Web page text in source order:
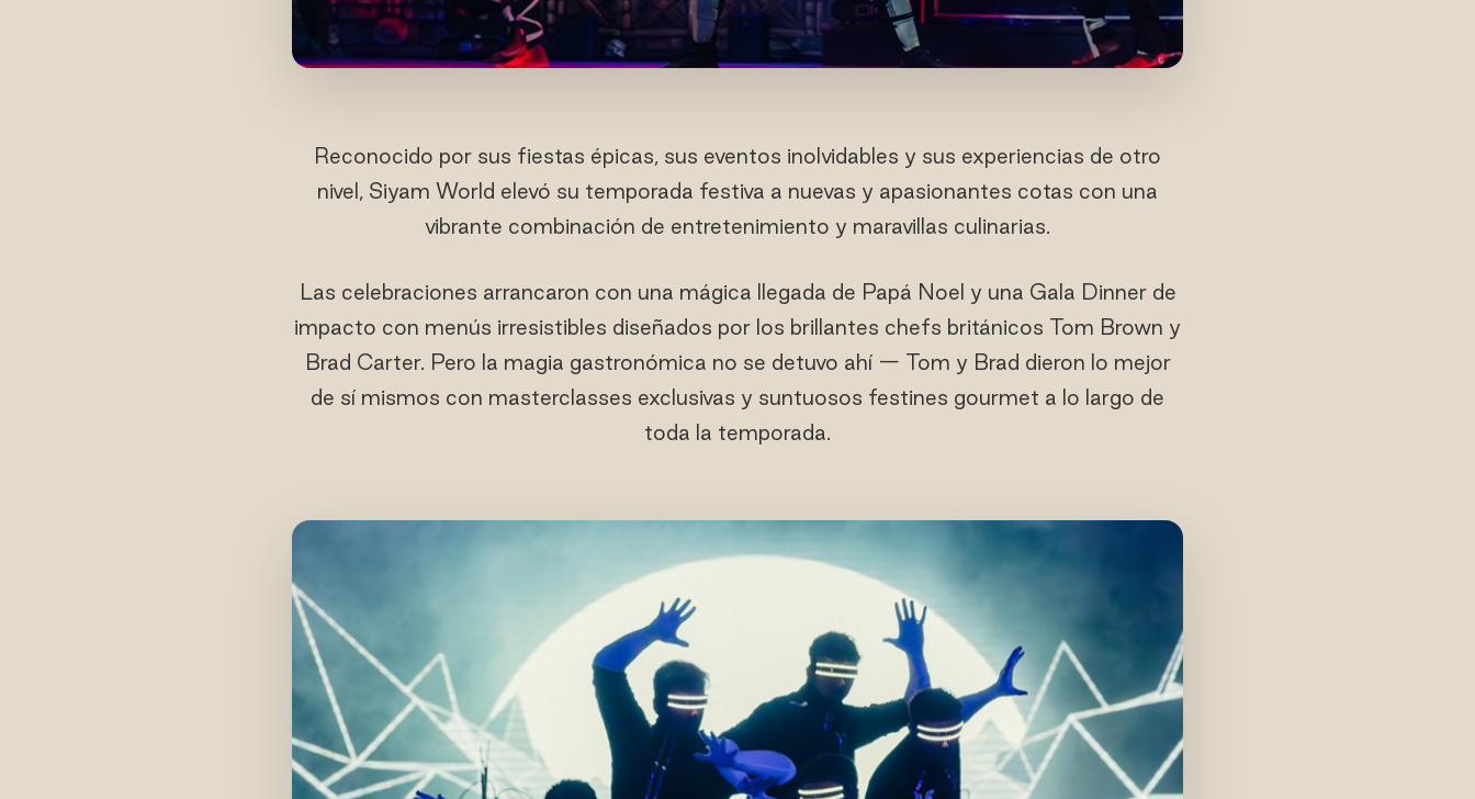
Reconocido por sus fiestas épicas, sus eventos inolvidables y sus experiencias de otro
nivel, Siyam World elevó su temporada festiva a nuevas y apasionantes cotas con una
vibrante combinación de entretenimiento y maravillas culinarias.
Las celebraciones arrancaron con una mágica llegada de Papá Noel y una Gala Dinner de
impacto con menús irresistibles diseñados por los brillantes chefs británicos Tom Brown y
Brad Carter. Pero la magia gastronómica no se detuvo ahí — Tom y Brad dieron lo mejor
de sí mismos con masterclasses exclusivas y suntuosos festines gourmet a lo largo de
toda la temporada.